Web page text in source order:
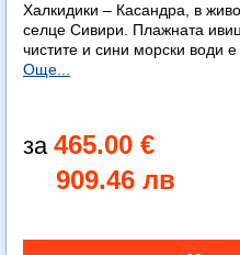
Халкидики – Касандра, в
селце Сивири. Плажната
чистите и сини морски води
Още...
465.00 €
909.46 лв